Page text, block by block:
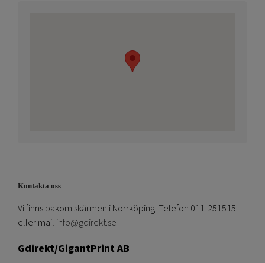
Kontakta oss
Vi finns bakom skärmen i Norrköping. Telefon 011-251515
eller mail info@gdirekt.se
Gdirekt/GigantPrint AB